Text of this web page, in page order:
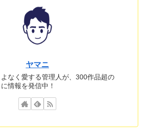
ヤマニ
なく愛する管理人が、300作品超の
情報を発信中！